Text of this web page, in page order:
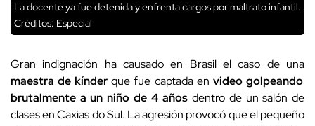
La docente ya fue detenida y enfrenta cargos por maltrato infantil.
Créditos: Especial
Gran indignación ha causado en Brasil el caso de una
maestra de kínderque fue captada en video golpeando
brutalmente a un niño de 4 años dentro de un salón de
clases en Caxias do Sul. La agresión provocó que el pequeño